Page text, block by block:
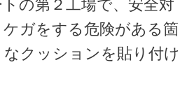
の第２工場で、安全対
ガをする危険がある箇
クッションを貼り付け